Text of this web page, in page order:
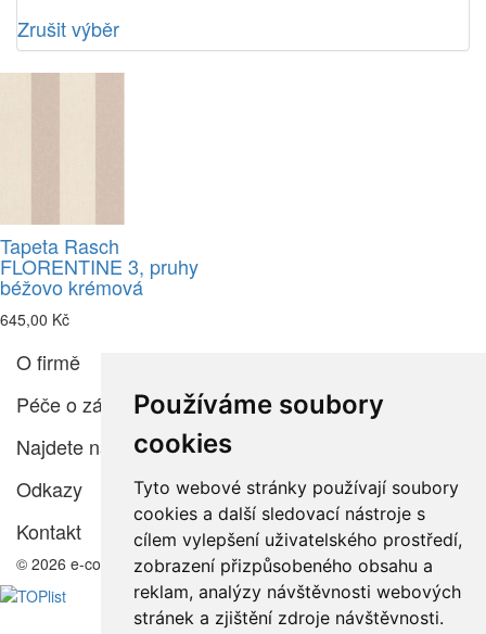
Používáme soubory
cookies
Tyto webové stránky používají soubory
cookies a další sledovací nástroje s
cílem vylepšení uživatelského prostředí,
zobrazení přizpůsobeného obsahu a
reklam, analýzy návštěvnosti webových
stránek a zjištění zdroje návštěvnosti.
Zrušit výběr
Tapeta Rasch
FLORENTINE 3, pruhy
béžovo krémová
645,00 Kč
O firmě
Péče o zákazníka
Najdete nás
Odkazy
Kontakt
© 2026 e-color.cz